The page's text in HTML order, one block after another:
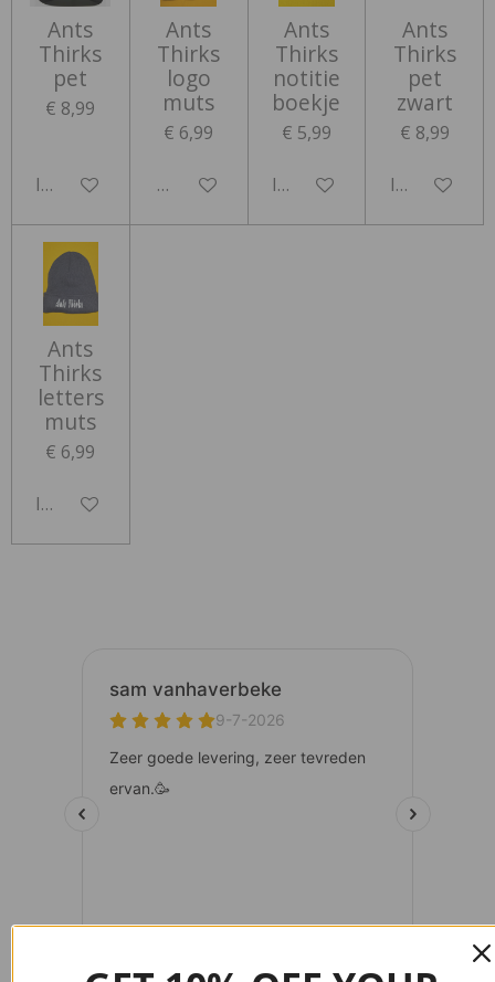
Ants
Thirks
pet
€ 8,99
In winkelwagen
Ants
Thirks
logo
muts
€ 6,99
Houd mij op de hoogte
Ants
Thirks
notitie
boekje
€ 5,99
In winkelwagen
Ants
Thirks
pet
zwart
€ 8,99
In
Ants
Thirks
letters
muts
€ 6,99
In winkelwagen